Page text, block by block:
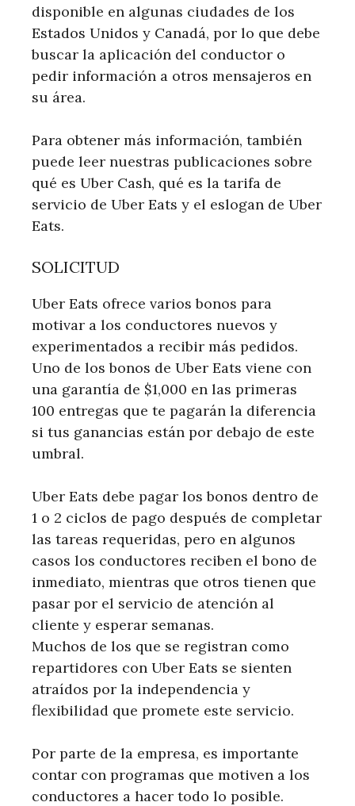
disponible en algunas ciudades de los
Estados Unidos y Canadá, por lo que debe
buscar la aplicación del conductor o
pedir información a otros mensajeros en
su área.
Para obtener más información, también
puede leer nuestras publicaciones sobre
qué es Uber Cash, qué es la tarifa de
servicio de Uber Eats y el eslogan de Uber
Eats.
SOLICITUD
Uber Eats ofrece varios bonos para
motivar a los conductores nuevos y
experimentados a recibir más pedidos.
Uno de los bonos de Uber Eats viene con
una garantía de $1,000 en las primeras
100 entregas que te pagarán la diferencia
si tus ganancias están por debajo de este
umbral.
Uber Eats debe pagar los bonos dentro de
1 o 2 ciclos de pago después de completar
las tareas requeridas, pero en algunos
casos los conductores reciben el bono de
inmediato, mientras que otros tienen que
pasar por el servicio de atención al
cliente y esperar semanas.
Muchos de los que se registran como
repartidores con Uber Eats se sienten
atraídos por la independencia y
flexibilidad que promete este servicio.
Por parte de la empresa, es importante
contar con programas que motiven a los
conductores a hacer todo lo posible.